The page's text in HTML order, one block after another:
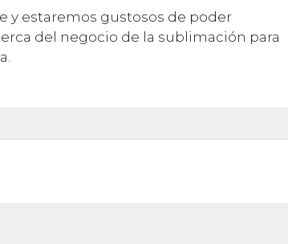
y estaremos gustosos de poder
del negocio de la sublimación para